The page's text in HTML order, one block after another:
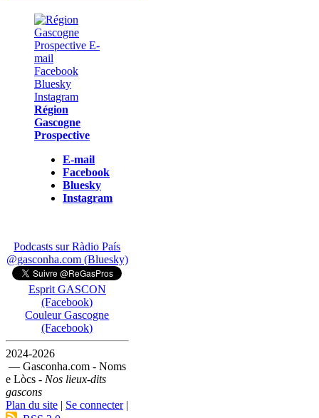
Région
Gascogne
Prospective
E-mail
Facebook
Bluesky
Instagram
Podcasts sur Ràdio País
@gasconha.com (Bluesky)
Esprit GASCON
(Facebook)
Couleur Gascogne
(Facebook)
2024-2026
— Gasconha.com - Noms
e Lòcs - Nos lieux-dits
gascons
Plan du site | Se connecter|